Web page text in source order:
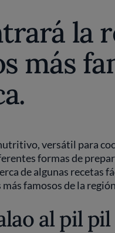
la
más
versátil para
formas de
de algunas recetas
famosos de la
al pil pil